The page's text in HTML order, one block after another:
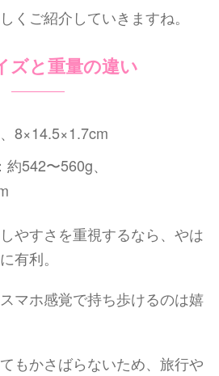
くご紹介していきますね。
ズと重量の違い
、8×14.5×1.7cm
：約542〜560g、
やすさを重視するなら、やは
有利。
マホ感覚で持ち歩けるのは嬉
もかさばらないため、旅行や